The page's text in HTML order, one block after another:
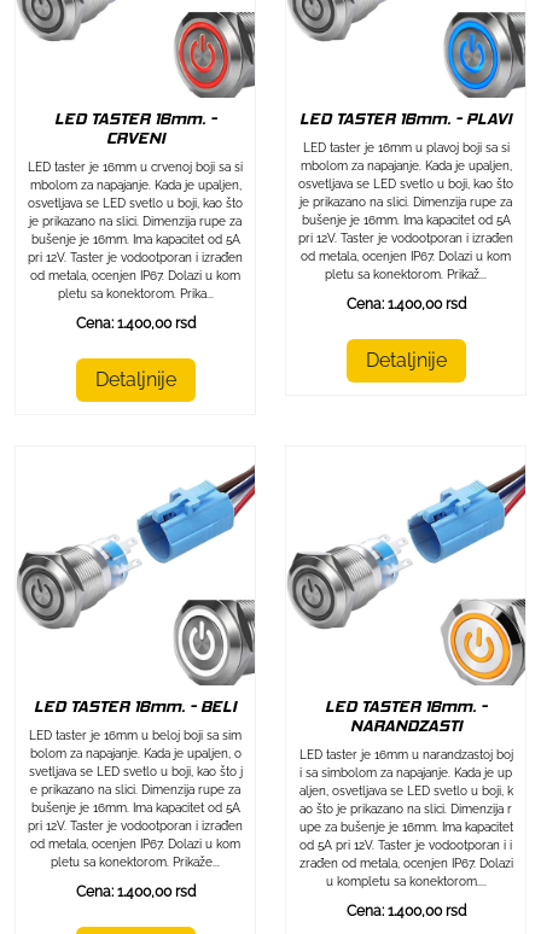
LED TASTER 16mm. -
CRVENI
LED taster je 16mm u crvenoj boji sa si
mbolom za napajanje. Kada je upaljen,
osvetljava se LED svetlo u boji, kao što
je prikazano na slici. Dimenzija rupe za
bušenje je 16mm. Ima kapacitet od 5A
pri 12V. Taster je vodootporan i izrađen
od metala, ocenjen IP67. Dolazi u kom
pletu sa konektorom. Prika...
Cena: 1.400,00 rsd
Detaljnije
LED TASTER 16mm. - PLAVI
LED taster je 16mm u plavoj boji sa si
mbolom za napajanje. Kada je upaljen,
osvetljava se LED svetlo u boji, kao što
je prikazano na slici. Dimenzija rupe za
bušenje je 16mm. Ima kapacitet od 5A
pri 12V. Taster je vodootporan i izrađen
od metala, ocenjen IP67. Dolazi u kom
pletu sa konektorom. Prikaž...
Cena: 1.400,00 rsd
Detaljnije
LED TASTER 16mm. - BELI
LED taster je 16mm u beloj boji sa sim
bolom za napajanje. Kada je upaljen, o
svetljava se LED svetlo u boji, kao što j
e prikazano na slici. Dimenzija rupe za
bušenje je 16mm. Ima kapacitet od 5A
pri 12V. Taster je vodootporan i izrađen
od metala, ocenjen IP67. Dolazi u kom
pletu sa konektorom. Prikaže...
Cena: 1.400,00 rsd
LED TASTER 16mm. -
NARANDZASTI
LED taster je 16mm u narandzastoj boj
i sa simbolom za napajanje. Kada je up
aljen, osvetljava se LED svetlo u boji, k
ao što je prikazano na slici. Dimenzija r
upe za bušenje je 16mm. Ima kapacitet
od 5A pri 12V. Taster je vodootporan i i
zrađen od metala, ocenjen IP67. Dolazi
u kompletu sa konektorom....
Cena: 1.400,00 rsd